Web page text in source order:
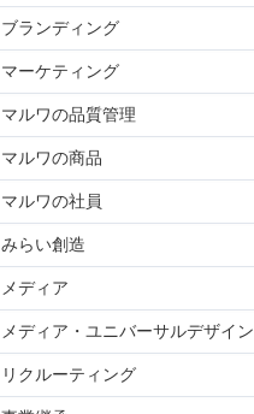
ブランディング
マーケティング
マルワの品質管理
マルワの商品
マルワの社員
みらい創造
メディア
メディア・ユニバーサルデザイン
リクルーティング